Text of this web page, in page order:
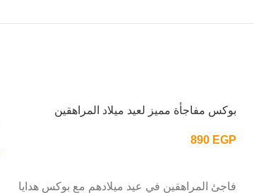
بوكس مفاجأة مميز لعيد ميلاد المراهقين
890 EGP
فاجئ المراهقين في عيد ميلادهم مع بوكس هدايا